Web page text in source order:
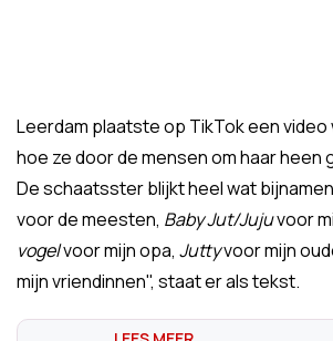
Leerdam plaatste op TikTok een video
hoe ze door de mensen om haar heen
De schaatsster blijkt heel wat
voor de meesten, Baby Jut/Jujuvoor
vogelvoor mijn opa, Juttyvoor mijn
mijn vriendinnen", staat er als tekst.